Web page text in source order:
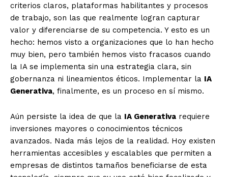
criterios claros, plataformas habilitantes y procesos
de trabajo, son las que realmente logran capturar
valor y diferenciarse de su competencia. Y esto es un
hecho: hemos visto a organizaciones que lo han hecho
muy bien, pero también hemos visto fracasos cuando
la IA se implementa sin una estrategia clara, sin
gobernanza ni lineamientos éticos. Implementar la IA
Generativa, finalmente, es un proceso en sí mismo.
Aún persiste la idea de que la IA Generativa requiere
inversiones mayores o conocimientos técnicos
avanzados. Nada más lejos de la realidad. Hoy existen
herramientas accesibles y escalables que permiten a
empresas de distintos tamaños beneficiarse de esta